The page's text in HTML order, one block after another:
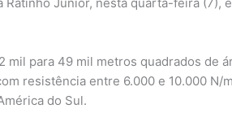
mil para 49 mil metros quadrados
resistência entre 6.000 e 10.000
do Sul.